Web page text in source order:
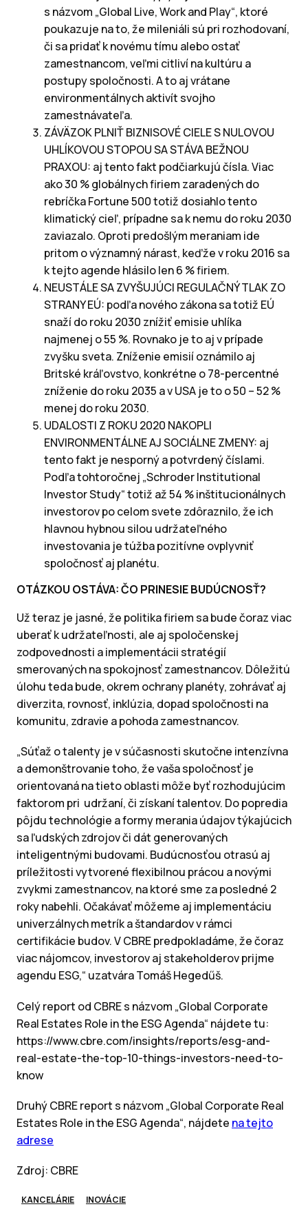
s názvom „Global Live, Work and Play“, ktoré
poukazuje na to, že mileniáli sú pri rozhodovaní,
či sa pridať k novému tímu alebo ostať
zamestnancom, veľmi citliví na kultúru a
postupy spoločnosti. A to aj vrátane
environmentálnych aktivít svojho
zamestnávateľa.
ZÁVÄZOK PLNIŤ BIZNISOVÉ CIELE S NULOVOU
UHLÍKOVOU STOPOU SA STÁVA BEŽNOU
PRAXOU: aj tento fakt podčiarkujú čísla. Viac
ako 30 % globálnych firiem zaradených do
rebríčka Fortune 500 totiž dosiahlo tento
klimatický cieľ, prípadne sa k nemu do roku 2030
zaviazalo. Oproti predošlým meraniam ide
pritom o významný nárast, keďže v roku 2016 sa
k tejto agende hlásilo len 6 % firiem.
NEUSTÁLE SA ZVYŠUJÚCI REGULAČNÝ TLAK ZO
STRANY EÚ: podľa nového zákona sa totiž EÚ
snaží do roku 2030 znížiť emisie uhlíka
najmenej o 55 %. Rovnako je to aj v prípade
zvyšku sveta. Zníženie emisií oznámilo aj
Britské kráľovstvo, konkrétne o 78-percentné
zníženie do roku 2035 a v USA je to o 50 – 52 %
menej do roku 2030.
UDALOSTI Z ROKU 2020 NAKOPLI
ENVIRONMENTÁLNE AJ SOCIÁLNE ZMENY: aj
tento fakt je nesporný a potvrdený číslami.
Podľa tohtoročnej „Schroder Institutional
Investor Study“ totiž až 54 % inštitucionálnych
investorov po celom svete zdôraznilo, že ich
hlavnou hybnou silou udržateľného
investovania je túžba pozitívne ovplyvniť
spoločnosť aj planétu.
OTÁZKOU OSTÁVA: ČO PRINESIE BUDÚCNOSŤ?
Už teraz je jasné, že politika firiem sa bude čoraz viac
uberať k udržateľnosti, ale aj spoločenskej
zodpovednosti a implementácii stratégií
smerovaných na spokojnosť zamestnancov. Dôležitú
úlohu teda bude, okrem ochrany planéty, zohrávať aj
diverzita, rovnosť, inklúzia, dopad spoločnosti na
komunitu, zdravie a pohoda zamestnancov.
„Súťaž o talenty je v súčasnosti skutočne intenzívna
a demonštrovanie toho, že vaša spoločnosť je
orientovaná na tieto oblasti môže byť rozhodujúcim
faktorom pri udržaní, či získaní talentov. Do popredia
pôjdu technológie a formy merania údajov týkajúcich
sa ľudských zdrojov či dát generovaných
inteligentnými budovami. Budúcnosťou otrasú aj
príležitosti vytvorené flexibilnou prácou a novými
zvykmi zamestnancov, na ktoré sme za posledné 2
roky nabehli. Očakávať môžeme aj implementáciu
univerzálnych metrík a štandardov v rámci
certifikácie budov. V CBRE predpokladáme, že čoraz
viac nájomcov, investorov aj stakeholderov prijme
agendu ESG,“ uzatvára Tomáš Hegedűš.
Celý report od CBRE s názvom „Global Corporate
Real Estates Role in the ESG Agenda“ nájdete tu:
https://www.cbre.com/insights/reports/esg-and-
real-estate-the-top-10-things-investors-need-to-
know
Druhý CBRE report s názvom „Global Corporate Real
Estates Role in the ESG Agenda“, nájdete na tejto
adrese
Zdroj: CBRE
KANCELÁRIE INOVÁCIE